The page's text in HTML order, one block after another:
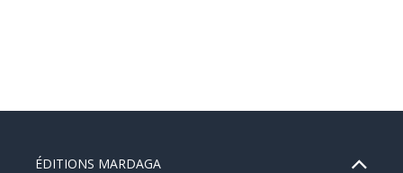
ÉDITIONS MARDAGA